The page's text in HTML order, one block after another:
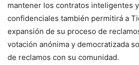
mantener los contratos inteligentes
confidenciales también permitirá a
expansión de su proceso de
votación anónima y democratizada
de reclamos con su comunidad.